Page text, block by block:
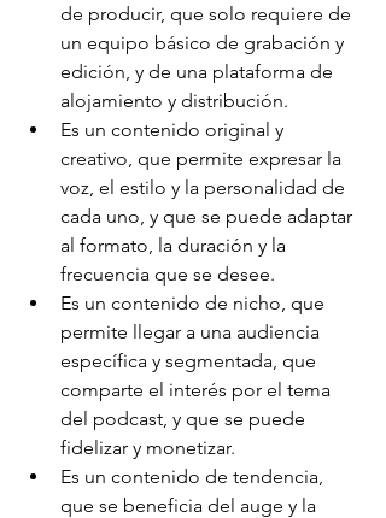
de producir, que solo requiere de
un equipo básico de grabación y
edición, y de una plataforma de
alojamiento y distribución.
Es un contenido original y
creativo, que permite expresar la
voz, el estilo y la personalidad de
cada uno, y que se puede adaptar
al formato, la duración y la
frecuencia que se desee.
Es un contenido de nicho, que
permite llegar a una audiencia
específica y segmentada, que
comparte el interés por el tema
del podcast, y que se puede
fidelizar y monetizar.
Es un contenido de tendencia,
que se beneficia del auge y la